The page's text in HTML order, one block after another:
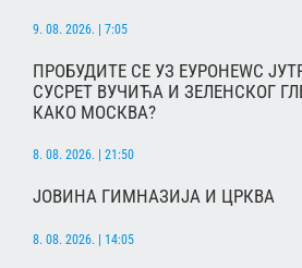
9. 08. 2026. | 7:05
ПРОБУДИТЕ СЕ УЗ ЕУРОНЕWС
СУСРЕТ ВУЧИЋА И ЗЕЛЕНСКОГ
КАКО МОСКВА?
8. 08. 2026. | 21:50
ЈОВИНА ГИМНАЗИЈА И ЦРКВА
8. 08. 2026. | 14:05